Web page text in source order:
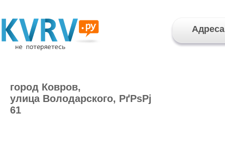
Адреса
город Ковров,
улица Володарского, РґРѕРј
61